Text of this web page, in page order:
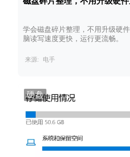
学会磁盘碎片整理，不用升级硬
脑读写速度更快，运行更流畅。
来源: 电手
硬盘